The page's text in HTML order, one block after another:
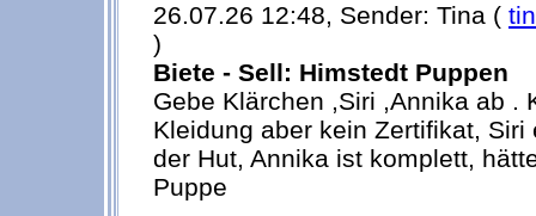
26.07.26 12:48, Sender: Tina (
)
Biete - Sell: Himstedt Puppen
Gebe Klärchen ,Siri ,Annika ab .
Kleidung aber kein Zertifikat,
der Hut, Annika ist komplett,
Puppe